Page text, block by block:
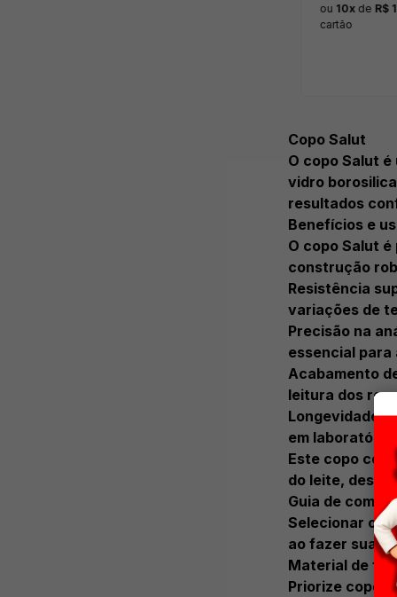
ou 10xde R$
cartão
Copo Salut
O copo Salut
vidro
resultados
Benefícios e
O copo Salut
construção
Resistência
variações de
Precisão na
essencial para
Acabamento
leitura dos
Longevidade:
em
Este copo
do leite, desde
Guia de
Selecionar o
ao fazer sua
Material de
Priorize copos